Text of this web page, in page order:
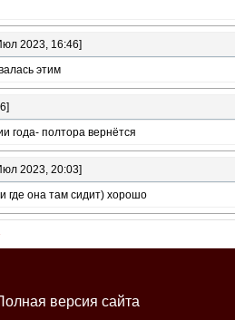
2023, 16:46]
этим
года- полтора вернётся
2023, 20:03]
где она там сидит) хорошо
версия сайта